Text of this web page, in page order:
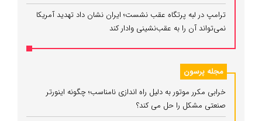
ترامپ در لبه پرتگاه عقب نشست؛ ایران نشان داد تهدید آمریکا
نمی‌تواند آن را به عقب‌نشینی وادار کند
مجله پرسون
خرابی مکرر موتور به دلیل راه‌ اندازی نامناسب؛ چگونه اینورتر
صنعتی مشکل را حل می‌ کند؟